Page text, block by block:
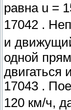
равна u =
17042 .
и
одной
двигаться
17043 .
120 км/ч,